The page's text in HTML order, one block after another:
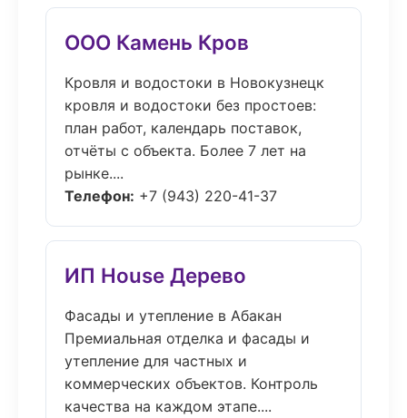
ООО Камень Кров
Кровля и водостоки в Новокузнецк
кровля и водостоки без простоев:
план работ, календарь поставок,
отчёты с объекта. Более 7 лет на
рынке....
Телефон: +7 (943) 220-41-37
ИП House Дерево
Фасады и утепление в Абакан
Премиальная отделка и фасады и
утепление для частных и
коммерческих объектов. Контроль
качества на каждом этапе....